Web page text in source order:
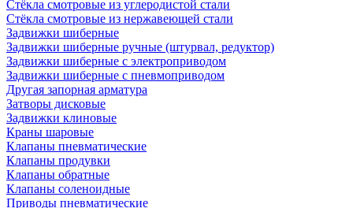
Стёкла смотровые из углеродистой стали
Стёкла смотровые из нержавеющей стали
Задвижки шиберные
Задвижки шиберные ручные (штурвал, редуктор)
Задвижки шиберные с электроприводом
Задвижки шиберные с пневмоприводом
Другая запорная арматура
Затворы дисковые
Задвижки клиновые
Краны шаровые
Клапаны пневматические
Клапаны продувки
Клапаны обратные
Клапаны соленоидные
Приводы пневматические